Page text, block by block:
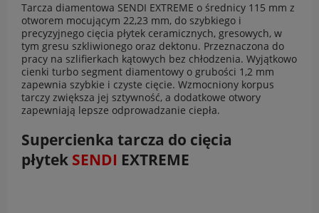
Tarcza diamentowa SENDI EXTREME o średnicy 115 mm z
otworem mocującym 22,23 mm, do szybkiego i
precyzyjnego cięcia płytek ceramicznych, gresowych, w
tym gresu szkliwionego oraz dektonu. Przeznaczona do
pracy na szlifierkach kątowych bez chłodzenia. Wyjątkowo
cienki turbo segment diamentowy o grubości 1,2 mm
zapewnia szybkie i czyste cięcie. Wzmocniony korpus
tarczy zwiększa jej sztywność, a dodatkowe otwory
zapewniają lepsze odprowadzanie ciepła.
Supercienka tarcza do cięcia
płytek SENDI EXTREME